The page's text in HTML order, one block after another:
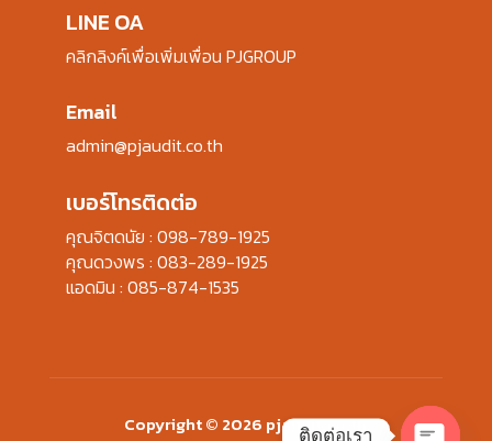
LINE OA
คลิกลิงค์เพื่อเพิ่มเพื่อน PJGROUP
Email
admin@pjaudit.co.th
เบอร์โทรติดต่อ
คุณจิตดนัย : 098-789-1925
คุณดวงพร : 083-289-1925
แอดมิน : 085-874-1535
Copyright © 2026 pjaudit.co.th
ติดต่อเรา